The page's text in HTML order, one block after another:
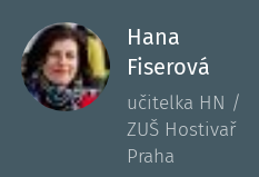
Hana
Fiserová
učitelka HN /
ZUŠ Hostivař
Praha